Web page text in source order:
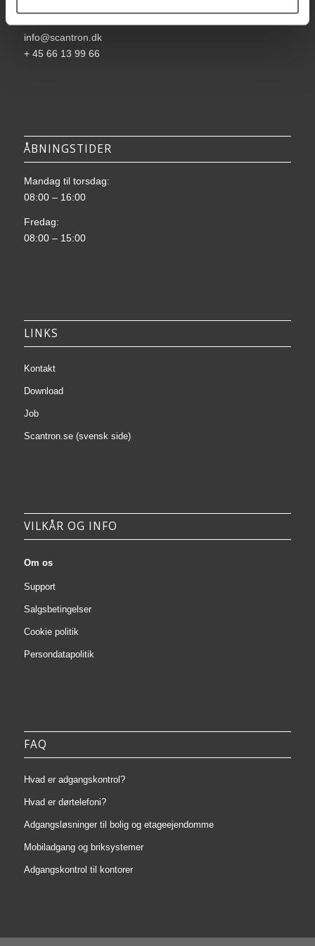
DK-5000 Odense C
info@scantron.dk
+ 45 66 13 99 66
ÅBNINGSTIDER
Mandag til torsdag:
08:00 – 16:00
Fredag:
08:00 – 15:00
LINKS
Kontakt
Download
Job
Scantron.se (svensk side)
VILKÅR OG INFO
Om os
Support
Salgsbetingelser
Cookie politik
Persondatapolitik
FAQ
Hvad er adgangskontrol?
Hvad er dørtelefoni?
Adgangsløsninger til bolig og etageejendomme
Mobiladgang og briksystemer
Adgangskontrol til kontorer